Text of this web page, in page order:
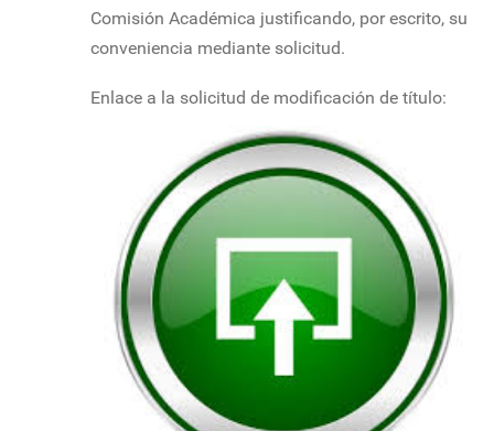
Comisión Académica justificando, por escrito, su
conveniencia mediante solicitud.
Enlace a la solicitud de modificación de título: